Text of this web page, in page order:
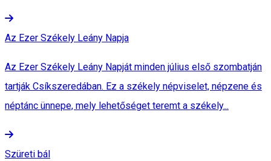
Az Ezer Székely Leány Napja
Az Ezer Székely Leány Napját minden július első szombatján
tartják Csíkszeredában. Ez a székely népviselet, népzene és
néptánc ünnepe, mely lehetőséget teremt a székely...
Szüreti bál